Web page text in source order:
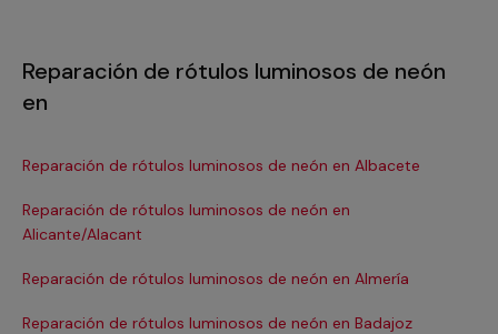
Reparación de rótulos luminosos de neón
en
Reparación de rótulos luminosos de neón en Albacete
Reparación de rótulos luminosos de neón en
Alicante/Alacant
Reparación de rótulos luminosos de neón en Almería
Reparación de rótulos luminosos de neón en Badajoz